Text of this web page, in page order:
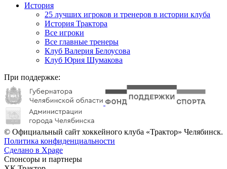
История
25 лучших игроков и тренеров в истории клуба
История Трактора
Все игроки
Все главные тренеры
Клуб Валерия Белоусова
Клуб Юрия Шумакова
При поддержке:
© Официальный сайт хоккейного клуба «Трактор» Челябинск.
Политика конфиденциальности
Сделано в Xpage
Спонсоры и партнеры